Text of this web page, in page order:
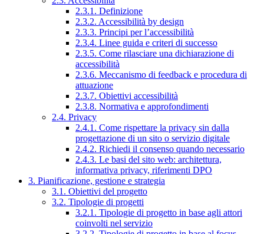
2.3.1. Definizione
2.3.2. Accessibilità by design
2.3.3. Principi per l’accessibilità
2.3.4. Linee guida e criteri di successo
2.3.5. Come rilasciare una dichiarazione di
accessibilità
2.3.6. Meccanismo di feedback e procedura di
attuazione
2.3.7. Obiettivi accessibilità
2.3.8. Normativa e approfondimenti
2.4. Privacy
2.4.1. Come rispettare la privacy sin dalla
progettazione di un sito o servizio digitale
2.4.2. Richiedi il consenso quando necessario
2.4.3. Le basi del sito web: architettura,
informativa privacy, riferimenti DPO
3. Pianificazione, gestione e strategia
3.1. Obiettivi del progetto
3.2. Tipologie di progetti
3.2.1. Tipologie di progetto in base agli attori
coinvolti nel servizio